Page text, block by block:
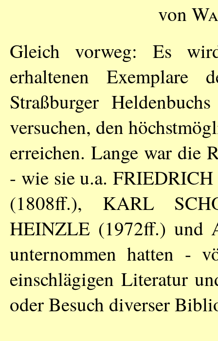
von
Gleich vorweg: Es
erhaltenen Exemplare
Straßburger
versuchen, den
erreichen. Lange war die
- wie sie u.a.
(1808ff.), KARL
HEINZLE (1972ff.) und
unternommen hatten -
einschlägigen Literatur
oder Besuch diverser